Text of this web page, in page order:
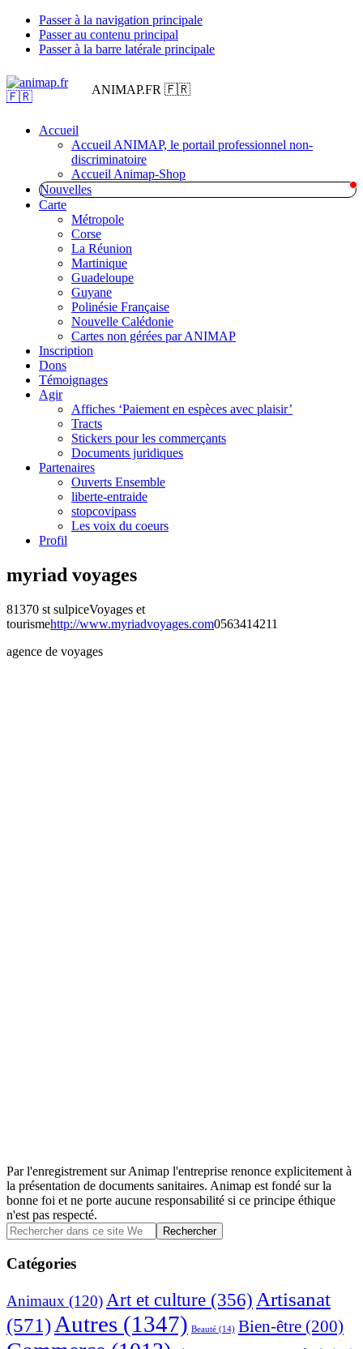
Passer à la navigation principale
Passer au contenu principal
Passer à la barre latérale principale
ANIMAP.FR 🇫🇷
Accueil
Accueil ANIMAP, le portail professionnel non-
discriminatoire
Accueil Animap-Shop
Nouvelles
Carte
Métropole
Corse
La Réunion
Martinique
Guadeloupe
Guyane
Polinésie Française
Nouvelle Calédonie
Cartes non gérées par ANIMAP
Inscription
Dons
Témoignages
Agir
Affiches ‘Paiement en espèces avec plaisir’
Tracts
Stickers pour les commerçants
Documents juridiques
Partenaires
Ouverts Ensemble
liberte-entraide
stopcovipass
Les voix du coeurs
Profil
myriad voyages
81370 st sulpiceVoyages et
tourismehttp://www.myriadvoyages.com0563414211
agence de voyages
Par l'enregistrement sur Animap l'entreprise renonce explicitement à
la présentation de documents sanitaires. Animap est fondé sur la
bonne foi et ne porte aucune responsabilité si ce principe éthique
n'est pas respecté.
Barre
latérale
principale
Rechercher
dans
ce
site
Catégories
Animaux (120)Art et culture (356) Artisanat
(571) Autres (1347) Beauté (14) Bien-être (200)